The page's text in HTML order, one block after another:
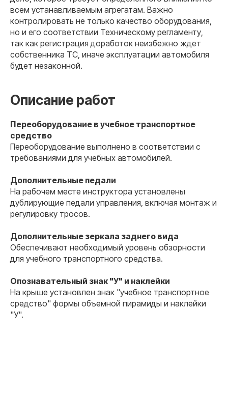
всем устанавливаемым агрегатам. Важно
контролировать не только качество оборудования,
но и его соответствии Техническому регламенту,
так как регистрация доработок неизбежно ждет
собственника ТС, иначе эксплуатации автомобиля
будет незаконной.
Описание работ
Переоборудование в учебное транспортное
средство
Переоборудование выполнено в соответствии с
требованиями для учебных автомобилей.
Дополнительные педали
На рабочем месте инструктора установлены
дублирующие педали управления, включая монтаж и
регулировку тросов.
Дополнительные зеркала заднего вида
Обеспечивают необходимый уровень обзорности
для учебного транспортного средства.
Опознавательный знак "У" и наклейки
На крыше установлен знак "учебное транспортное
средство" формы объемной пирамиды и наклейки
"У".